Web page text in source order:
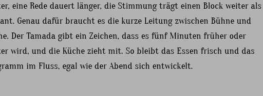
eine Rede dauert länger, die Stimmung trägt einen Block weiter als
Genau dafür braucht es die kurze Leitung zwischen Bühne und
Der Tamada gibt ein Zeichen, dass es fünf Minuten früher oder
wird, und die Küche zieht mit. So bleibt das Essen frisch und das
im Fluss, egal wie der Abend sich entwickelt.